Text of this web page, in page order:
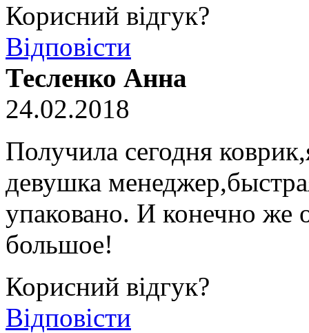
Корисний відгук?
Відповісти
Тесленко Анна
24.02.2018
Получила сегодня
девушка
упаковано. И конечно же
большое!
Корисний відгук?
Відповісти